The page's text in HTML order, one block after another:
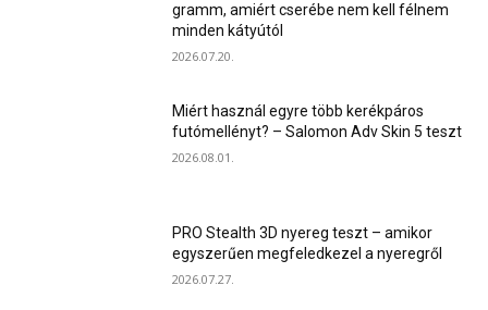
gramm, amiért cserébe nem kell félnem
minden kátyútól
2026.07.20.
Miért használ egyre több kerékpáros
futómellényt? – Salomon Adv Skin 5 teszt
2026.08.01.
PRO Stealth 3D nyereg teszt – amikor
egyszerűen megfeledkezel a nyeregről
2026.07.27.